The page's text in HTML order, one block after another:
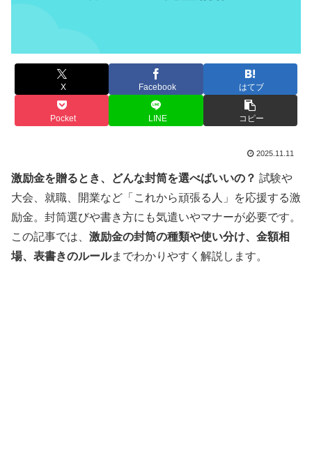
X Facebook はてブ
Pocket LINE コピー
2025.11.11
激励金を贈るとき、どんな封筒を選べばいいの？ 試験や
大会、就職、開業など「これから頑張る人」を応援する激
励金。封筒選びや書き方にも気遣いやマナーが必要です。
この記事では、 激励金の封筒の種類や使い分け、金額相
場、表書きのルールまでわかりやすく解説します。